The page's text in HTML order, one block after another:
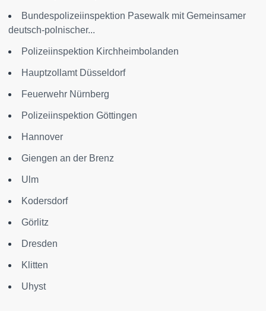
Bundespolizeiinspektion Pasewalk mit Gemeinsamer
deutsch-polnischer...
Polizeiinspektion Kirchheimbolanden
Hauptzollamt Düsseldorf
Feuerwehr Nürnberg
Polizeiinspektion Göttingen
Hannover
Giengen an der Brenz
Ulm
Kodersdorf
Görlitz
Dresden
Klitten
Uhyst